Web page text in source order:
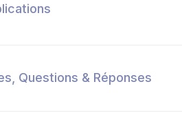
Questions & Réponses